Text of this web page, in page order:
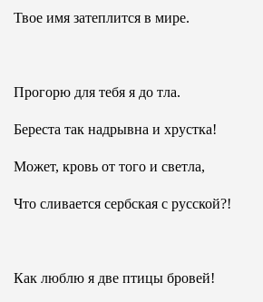
Твое имя затеплится в мире.
Прогорю для тебя я до тла.
Береста так надрывна и хрустка!
Может, кровь от того и светла,
Что сливается сербская с русской?!
Как люблю я две птицы бровей!